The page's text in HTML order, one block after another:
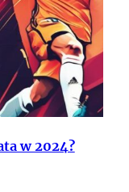
w 2024?